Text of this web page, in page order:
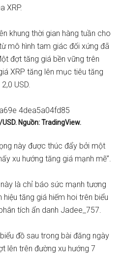
XRP.
khung thời gian hàng tuần cho
mô hình tam giác đối xứng đã
đợt tăng giá bền vững trên
XRP tăng lên mục tiêu tăng
USD.
Nguồn: TradingView.
này được thúc đẩy bởi một
xu hướng tăng giá mạnh mẽ”.
là chỉ báo sức mạnh tương
tăng giá hiếm hoi trên biểu
tích ẩn danh Jadee_757.
biểu đồ sau trong bài đăng ngày
lên trên đường xu hướng 7